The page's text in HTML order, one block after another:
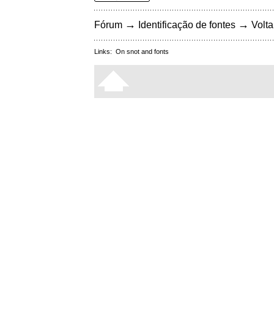
Fórum → Identificação de fontes →
Links: On snot and fonts